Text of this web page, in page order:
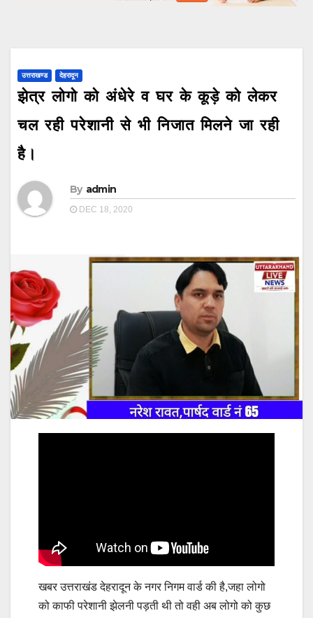
उत्तराखण्ड देहरादून
झेत्र लोगो को अंधेरे व घर के कूड़े को लेकर
चल रही परेशानी से भी निजात मिलने जा रही
है।
By admin
DEC 18, 2020
खबर उत्तराखंड देहरादून के नगर निगम वार्ड की है,जहा लोगो
को काफी परेशानी झेलनी पड़ती थी तो वही अब लोगो को कुछ